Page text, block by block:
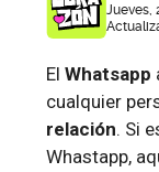
Jueves,
El Whatsapp
cualquier
relación. Si
Whastapp,